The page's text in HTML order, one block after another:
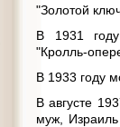
"Золотой
В 1931
В 1933 году
В августе
муж, Израиль